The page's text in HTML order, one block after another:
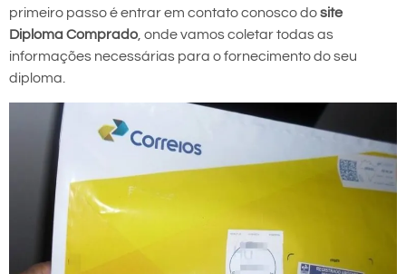
primeiro passo é entrar em contato conosco dosite
Diploma Comprado, onde vamos coletar todas as
informações necessárias para o fornecimento do seu
diploma.